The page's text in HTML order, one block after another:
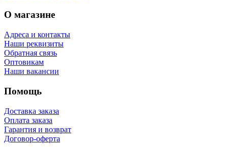
О магазине
Адреса и контакты
Наши реквизиты
Обратная связь
Оптовикам
Наши вакансии
Помощь
Доставка заказа
Оплата заказа
Гарантия и возврат
Договор-оферта